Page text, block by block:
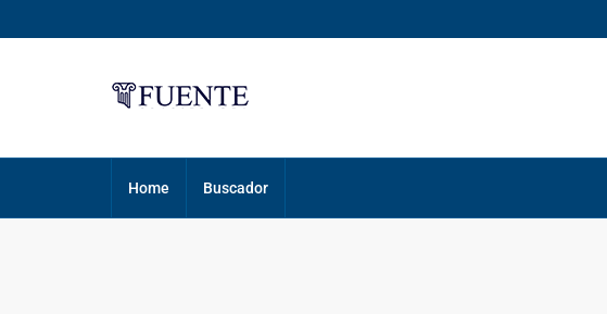
Home Buscador